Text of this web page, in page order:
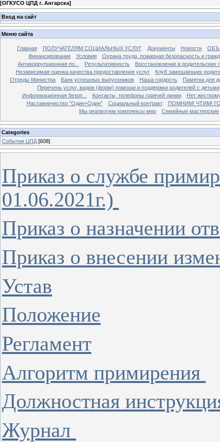
[ОГКУСО ЦПД г. Ангарска]
Вход на сайт
Меню сайта
Главная ПОЛУЧАТЕЛЯМ СОЦИАЛЬНЫХ УСЛУГ Документы Новости
Финансирование
Условия
Охрана труда, пожарная безопасность и
Антикоррупционная по...
Результативность
Восстановление в родительских
Независимая оценка качества предоставления услуг
Клуб замещающих
Отряды Министра
Банк успешных выпускников Наша гордость
Памятки для
Перечень услуг, видов (форм) помощи и поддержки родителей с детьми
Информационная безоп...
Контакты, телефоны горячей линии
Нет
Наставничество "Один+Один"
Социальный контракт
ПОМНИМ! ЧТИМ!
Мы реализуем комплексы мер
Семейные мастерские
Categories
События ЦПД [608]
Приказ о службе
01.06.2021г.)
Приказ о назначении
Приказ о внесении
Устав
Положение
Регламент
Алгоритм примирения
Должностная
Журнал